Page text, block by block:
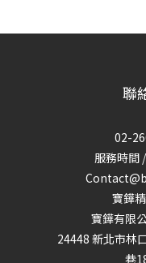
聯
02-
服務時間
寶鏵
寶鏵有限
24448 新北市林
巷